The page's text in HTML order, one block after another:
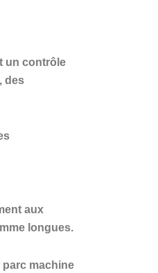
un contrôle
des
aux
longues.
machine